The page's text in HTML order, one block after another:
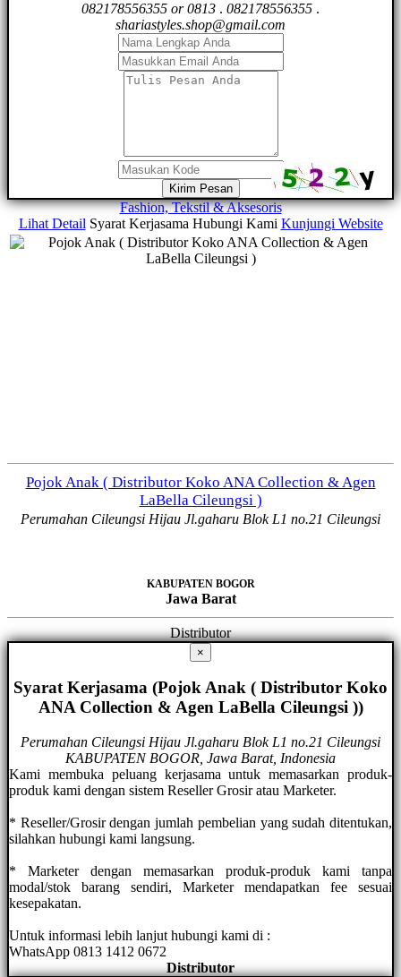
082178556355 or 0813 . 082178556355 .
shariastyles.shop@gmail.com
Kirim Pesan
Fashion, Tekstil & Aksesoris
Lihat Detail Syarat Kerjasama Hubungi Kami Kunjungi Website
Pojok Anak ( Distributor Koko ANA Collection & Agen
LaBella Cileungsi )
Perumahan Cileungsi Hijau Jl.gaharu Blok L1 no.21 Cileungsi
KABUPATEN BOGOR
Jawa Barat
Distributor
×
Syarat Kerjasama (Pojok Anak ( Distributor Koko
ANA Collection & Agen LaBella Cileungsi ))
Perumahan Cileungsi Hijau Jl.gaharu Blok L1 no.21 Cileungsi
KABUPATEN BOGOR, Jawa Barat, Indonesia
Kami membuka peluang kerjasama untuk memasarkan produk-
produk kami dengan sistem Reseller Grosir atau Marketer.
* Reseller/Grosir dengan jumlah pembelian yang sudah ditentukan,
silahkan hubungi kami langsung.
* Marketer dengan memasarkan produk-produk kami tanpa
modal/stok barang sendiri, Marketer mendapatkan fee sesuai
kesepakatan.
Untuk informasi lebih lanjut hubungi kami di :
WhatsApp 0813 1412 0672
Distributor